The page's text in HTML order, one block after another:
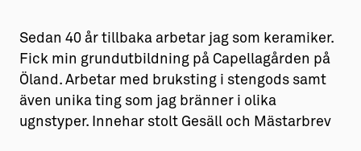
Sedan 40 år tillbaka arbetar jag som keramiker.
Fick min grundutbildning på Capellagården på
Öland. Arbetar med bruksting i stengods samt
även unika ting som jag bränner i olika
ugnstyper. Innehar stolt Gesäll och Mästarbrev